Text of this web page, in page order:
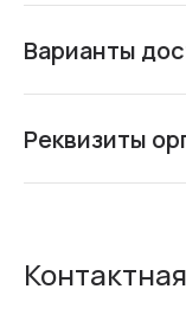
Варианты
Реквизиты